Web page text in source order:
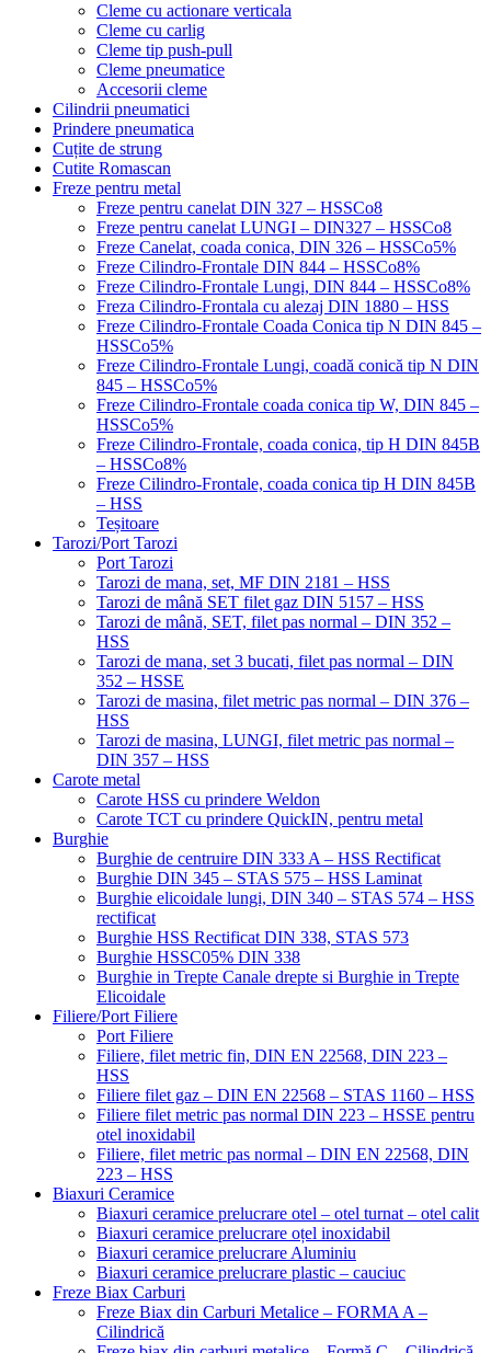
Cleme cu actionare verticala
Cleme cu carlig
Cleme tip push-pull
Cleme pneumatice
Accesorii cleme
Cilindrii pneumatici
Prindere pneumatica
Cuțite de strung
Cutite Romascan
Freze pentru metal
Freze pentru canelat DIN 327 – HSSCo8
Freze pentru canelat LUNGI – DIN327 – HSSCo8
Freze Canelat, coada conica, DIN 326 – HSSCo5%
Freze Cilindro-Frontale DIN 844 – HSSCo8%
Freze Cilindro-Frontale Lungi, DIN 844 – HSSCo8%
Freza Cilindro-Frontala cu alezaj DIN 1880 – HSS
Freze Cilindro-Frontale Coada Conica tip N DIN 845 –
HSSCo5%
Freze Cilindro-Frontale Lungi, coadă conică tip N DIN
845 – HSSCo5%
Freze Cilindro-Frontale coada conica tip W, DIN 845 –
HSSCo5%
Freze Cilindro-Frontale, coada conica, tip H DIN 845B
– HSSCo8%
Freze Cilindro-Frontale, coada conica tip H DIN 845B
– HSS
Teșitoare
Tarozi/Port Tarozi
Port Tarozi
Tarozi de mana, set, MF DIN 2181 – HSS
Tarozi de mână SET filet gaz DIN 5157 – HSS
Tarozi de mână, SET, filet pas normal – DIN 352 –
HSS
Tarozi de mana, set 3 bucati, filet pas normal – DIN
352 – HSSE
Tarozi de masina, filet metric pas normal – DIN 376 –
HSS
Tarozi de masina, LUNGI, filet metric pas normal –
DIN 357 – HSS
Carote metal
Carote HSS cu prindere Weldon
Carote TCT cu prindere QuickIN, pentru metal
Burghie
Burghie de centruire DIN 333 A – HSS Rectificat
Burghie DIN 345 – STAS 575 – HSS Laminat
Burghie elicoidale lungi, DIN 340 – STAS 574 – HSS
rectificat
Burghie HSS Rectificat DIN 338, STAS 573
Burghie HSSC05% DIN 338
Burghie in Trepte Canale drepte si Burghie in Trepte
Elicoidale
Filiere/Port Filiere
Port Filiere
Filiere, filet metric fin, DIN EN 22568, DIN 223 –
HSS
Filiere filet gaz – DIN EN 22568 – STAS 1160 – HSS
Filiere filet metric pas normal DIN 223 – HSSE pentru
otel inoxidabil
Filiere, filet metric pas normal – DIN EN 22568, DIN
223 – HSS
Biaxuri Ceramice
Biaxuri ceramice prelucrare otel – otel turnat – otel calit
Biaxuri ceramice prelucrare oțel inoxidabil
Biaxuri ceramice prelucrare Aluminiu
Biaxuri ceramice prelucrare plastic – cauciuc
Freze Biax Carburi
Freze Biax din Carburi Metalice – FORMA A –
Cilindrică